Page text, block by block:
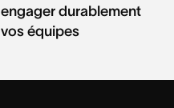
engager durablement
vos équipes